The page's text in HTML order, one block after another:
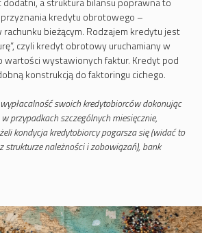
kredytu obrotowego –
bieżącym. Rodzajem kredytu jest
czyli kredyt obrotowy uruchamiany w
wartości wystawionych faktur. Kredyt pod
konstrukcją do faktoringu cichego.
swoich kredytobiorców dokonując
przypadkach szczególnych miesięcznie,
kondycja kredytobiorcy pogarsza się (widać to
strukturze należności i zobowiązań), bank